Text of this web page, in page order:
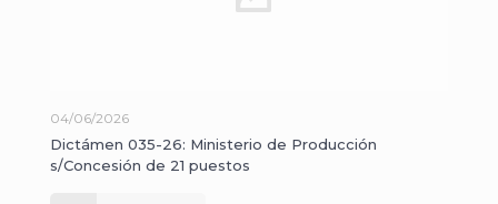
04/06/2026
Dictámen 035-26: Ministerio de Producción
s/Concesión de 21 puestos